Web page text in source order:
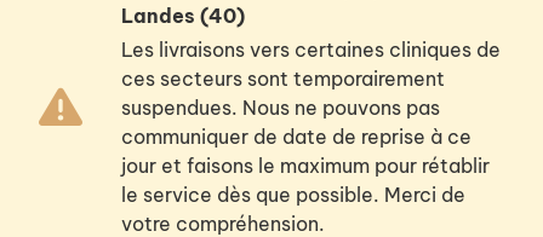
Landes (40)
Les livraisons vers certaines cliniques de
ces secteurs sont temporairement
suspendues. Nous ne pouvons pas
communiquer de date de reprise à ce
jour et faisons le maximum pour rétablir
le service dès que possible. Merci de
votre compréhension.